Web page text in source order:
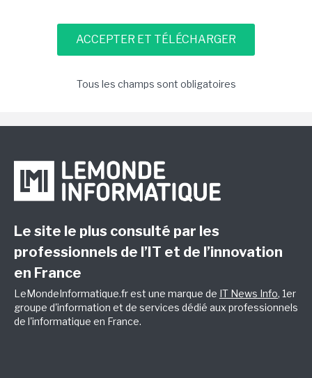
Tous les champs sont obligatoires
Le site le plus consulté par les
professionnels de l’IT et de l’innovation
en France
LeMondeInformatique.fr est une marque de IT News Info, 1er
groupe d'information et de services dédié aux professionnels
de l'informatique en France.